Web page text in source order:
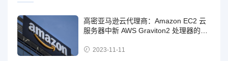
高密亚马逊云代理商：Amazon EC2 云
服务器中新 AWS Graviton2 处理器的规
2023-11-11